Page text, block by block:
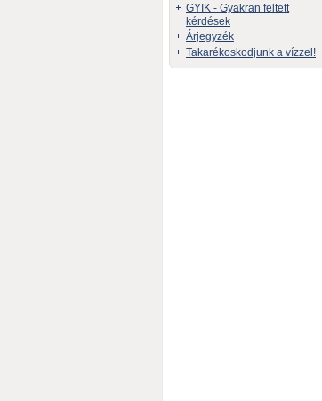
GYIK - Gyakran feltett
kérdések
Árjegyzék
Takarékoskodjunk a vízzel!